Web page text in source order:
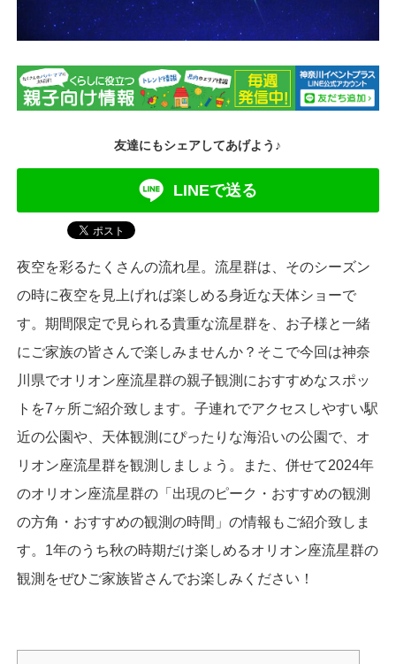
友達にもシェアしてあげよう♪
LINEで送る
夜空を彩るたくさんの流れ星。流星群は、そのシーズン
の時に夜空を見上げれば楽しめる身近な天体ショーで
す。期間限定で見られる貴重な流星群を、お子様と一緒
にご家族の皆さんで楽しみませんか？そこで今回は神奈
川県でオリオン座流星群の親子観測におすすめなスポッ
トを7ヶ所ご紹介致します。子連れでアクセスしやすい駅
近の公園や、天体観測にぴったりな海沿いの公園で、オ
リオン座流星群を観測しましょう。また、併せて2024年
のオリオン座流星群の「出現のピーク・おすすめの観測
の方角・おすすめの観測の時間」の情報もご紹介致しま
す。1年のうち秋の時期だけ楽しめるオリオン座流星群の
観測をぜひご家族皆さんでお楽しみください！